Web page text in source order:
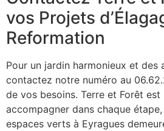
vos Projets
Reformation
Pour un jardin harmonieux et des
contactez notre numéro au
de vos besoins. Terre et Forêt
accompagner dans chaque
espaces verts à Eyragues